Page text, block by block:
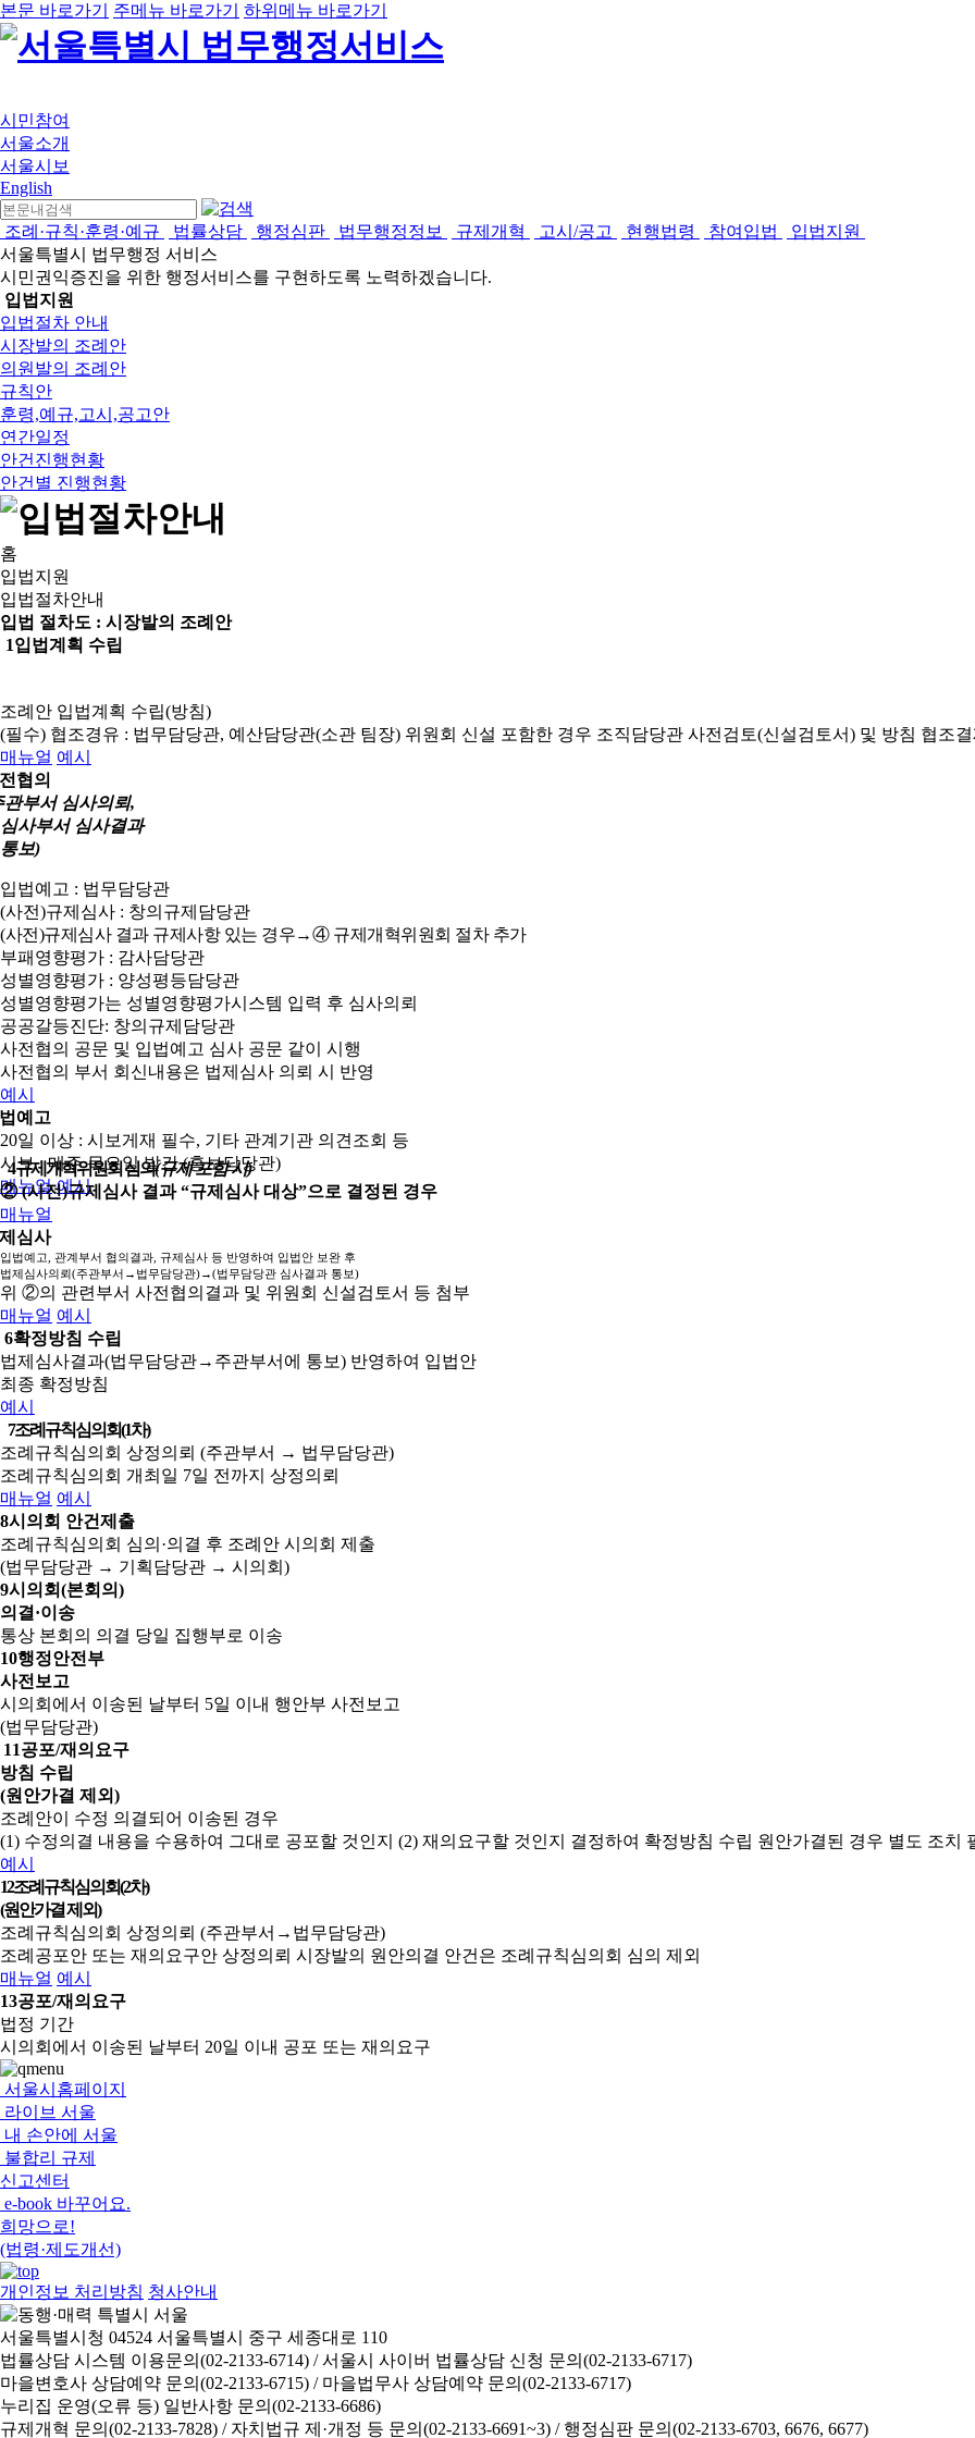
본문 바로가기 주메뉴 바로가기 하위메뉴 바로가기
시민참여
서울소개
서울시보
English
조례·규칙·훈령·예규 법률상담 행정심판 법무행정정보 규제개혁 고시/공고 현행법령 참여입법
입법지원
서울특별시 법무행정 서비스
시민권익증진을 위한 행정서비스를 구현하도록 노력하겠습니다.
입법지원
입법절차 안내
시장발의 조례안
의원발의 조례안
규칙안
훈령,예규,고시,공고안
연간일정
안건진행현황
안건별 진행현황
홈
입법지원
입법절차안내
입법 절차도 : 시장발의 조례안
1입법계획 수립
조례안 입법계획 수립(방침)
(필수) 협조경유 : 법무담당관, 예산담당관(소관 팀장) 위원회 신설 포함한 경우 조직담당관 사전검토(신설검토서) 및 방침 협조
매뉴얼 예시
협의
관부서 심사의뢰,
심사부서 심사결과
통보)
입법예고 : 법무담당관
(사전)규제심사 : 창의규제담당관
(사전)규제심사 결과 규제사항 있는 경우→④ 규제개혁위원회 절차 추가
부패영향평가 : 감사담당관
성별영향평가 : 양성평등담당관
성별영향평가는 성별영향평가시스템 입력 후 심사의뢰
공공갈등진단: 창의규제담당관
사전협의 공문 및 입법예고 심사 공문 같이 시행
사전협의 부서 회신내용은 법제심사 의뢰 시 반영
예시
예고
20일 이상 : 시보게재 필수, 기타 관계기관 의견조회 등
시보 : 매주 목요일 발간 (홍보담당관)
매뉴얼 예시
4규제개혁위원회 심의(규제 포함 시)
② (사전)규제심사 결과 “규제심사 대상”으로 결정된 경우
매뉴얼
심사
입법예고, 관계부서 협의결과, 규제심사 등 반영하여 입법안 보완 후
법제심사의뢰(주관부서→법무담당관)→(법무담당관 심사결과 통보)
위 ②의 관련부서 사전협의결과 및 위원회 신설검토서 등 첨부
매뉴얼 예시
6확정방침 수립
법제심사결과(법무담당관→주관부서에 통보) 반영하여 입법안
최종 확정방침
예시
7조례규칙심의회(1차)
조례규칙심의회 상정의뢰 (주관부서 → 법무담당관)
조례규칙심의회 개최일 7일 전까지 상정의뢰
매뉴얼 예시
8시의회 안건제출
조례규칙심의회 심의·의결 후 조례안 시의회 제출
(법무담당관 → 기획담당관 → 시의회)
9시의회(본회의)
의결·이송
통상 본회의 의결 당일 집행부로 이송
10행정안전부
사전보고
시의회에서 이송된 날부터 5일 이내 행안부 사전보고
(법무담당관)
11공포/재의요구
방침 수립
(원안가결 제외)
조례안이 수정 의결되어 이송된 경우
(1) 수정의결 내용을 수용하여 그대로 공포할 것인지 (2) 재의요구할 것인지 결정하여 확정방침 수립 원안가결된 경우 별도 조치
예시
12조례규칙심의회(2차)
(원안가결 제외)
조례규칙심의회 상정의뢰 (주관부서→법무담당관)
조례공포안 또는 재의요구안 상정의뢰 시장발의 원안의결 안건은 조례규칙심의회 심의 제외
매뉴얼 예시
13공포/재의요구
법정 기간
시의회에서 이송된 날부터 20일 이내 공포 또는 재의요구
서울시홈페이지
라이브 서울
내 손안에 서울
불합리 규제
신고센터
e-book 바꾸어요.
희망으로!
(법령·제도개선)
개인정보 처리방침 청사안내
서울특별시청 04524 서울특별시 중구 세종대로 110
법률상담 시스템 이용문의(02-2133-6714) /서울시 사이버 법률상담 신청 문의(02-2133-6717)
마을변호사 상담예약 문의(02-2133-6715) / 마을법무사 상담예약 문의(02-2133-6717)
누리집 운영(오류 등) 일반사항 문의(02-2133-6686)
규제개혁 문의(02-2133-7828) / 자치법규 제·개정 등 문의(02-2133-6691~3) / 행정심판 문의(02-2133-6703, 6676, 6677)